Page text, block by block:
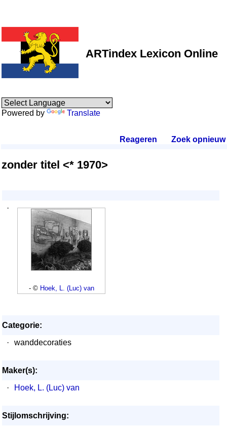
ARTindex Lexicon Online
Powered by Translate
Reageren Zoek opnieuw.
zonder titel <* 1970>
·
- © Hoek, L. (Luc) van
Categorie:
·
wanddecoraties
Maker(s):
·
Hoek, L. (Luc) van
Stijlomschrijving: